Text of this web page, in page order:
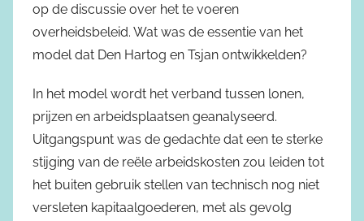
op de discussie over het te voeren
overheidsbeleid. Wat was de essentie van het
model dat Den Hartog en Tsjan ontwikkelden?
In het model wordt het verband tussen lonen,
prijzen en arbeidsplaatsen geanalyseerd.
Uitgangspunt was de gedachte dat een te sterke
stijging van de reële arbeidskosten zou leiden tot
het buiten gebruik stellen van technisch nog niet
versleten kapitaalgoederen, met als gevolg